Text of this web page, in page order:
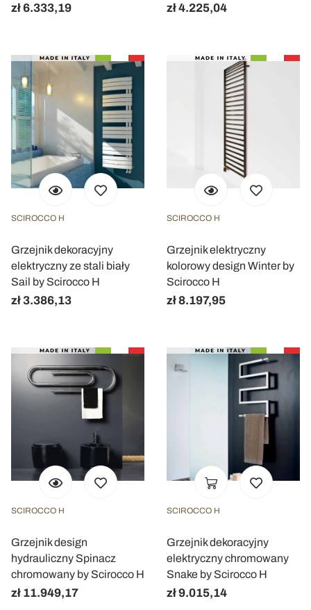
zł 6.333,19 zł 4.225,04
SCIROCCO H
Grzejnik dekoracyjny
elektryczny ze stali biały
Sail by Scirocco H
zł 3.386,13
SCIROCCO H
Grzejnik elektryczny
kolorowy design Winter by
Scirocco H
zł 8.197,95
SCIROCCO H
Grzejnik design
hydrauliczny Spinacz
chromowany by Scirocco H
zł 11.949,17
SCIROCCO H
Grzejnik dekoracyjny
elektryczny chromowany
Snake by Scirocco H
zł 9.015,14